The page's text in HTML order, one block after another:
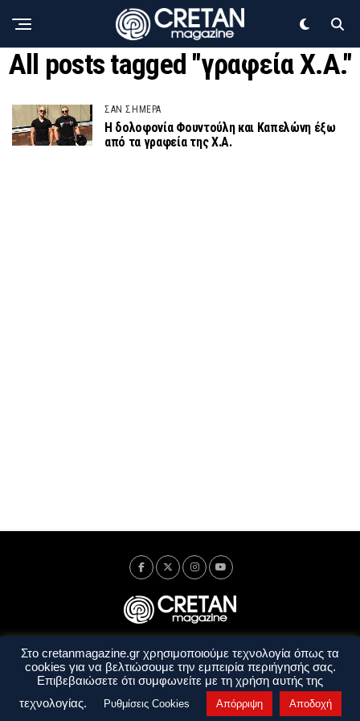
All posts tagged "γραφεία Χ.Α."
ΣΑΝ ΣΗΜΕΡΑ
Η δολοφονία Φουντούλη και Καπελώνη έξω
από τα γραφεία της Χ.Α.
Ταυτότητα Πολιτική Απορρήτου
Όροι Χρήσης
Όροι και Προϋποθέσεις
Στο cretanmagazine.gr χρησιμοποιούμε τεχνολογία όπως τα
cookies για να βελτιώσουμε την εμπειρία περιήγησής σας.
Επιβεβαιώσετε ότι συμφωνείτε με τη χρήση αυτής της
τεχνολογίας.
Ρυθμίσεις Cookies Απόρριψη Αποδοχή